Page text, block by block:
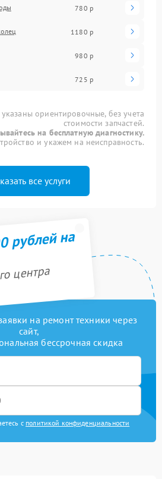
780 р
1180 р
980 р
725 р
ориентировочные, без учета
стоимости запчастей.
на бесплатную диагностику.
и укажем на неисправность.
все услуги
рублей на
центра
на ремонт техники через
сайт,
бессрочная скидка
с политикой конфиденциальности